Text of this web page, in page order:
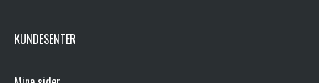
KUNDESENTER